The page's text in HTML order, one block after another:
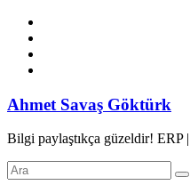
Ahmet Savaş Göktürk
Bilgi paylaştıkça güzeldir! ERP